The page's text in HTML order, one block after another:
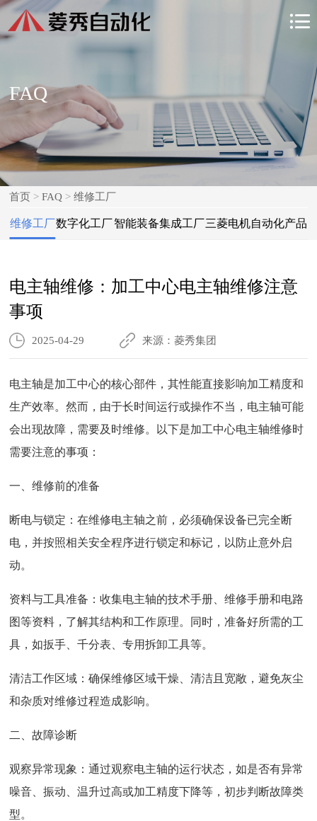

FAQ
首页 >FAQ >维修工厂
维修工厂数字化工厂智能装备集成工厂三菱电机自动化产品
电主轴维修：加工中心电主轴维修注意
事项
2025-04-29 来源：菱秀集团
电主轴是加工中心的核心部件，其性能直接影响加工精度和
生产效率。然而，由于长时间运行或操作不当，电主轴可能
会出现故障，需要及时维修。以下是加工中心电主轴维修时
需要注意的事项：
一、维修前的准备
断电与锁定：在维修电主轴之前，必须确保设备已完全断
电，并按照相关安全程序进行锁定和标记，以防止意外启
动。
资料与工具准备：收集电主轴的技术手册、维修手册和电路
图等资料，了解其结构和工作原理。同时，准备好所需的工
具，如扳手、千分表、专用拆卸工具等。
清洁工作区域：确保维修区域干燥、清洁且宽敞，避免灰尘
和杂质对维修过程造成影响。
二、故障诊断
观察异常现象：通过观察电主轴的运行状态，如是否有异常
噪音、振动、温升过高或加工精度下降等，初步判断故障类
型。